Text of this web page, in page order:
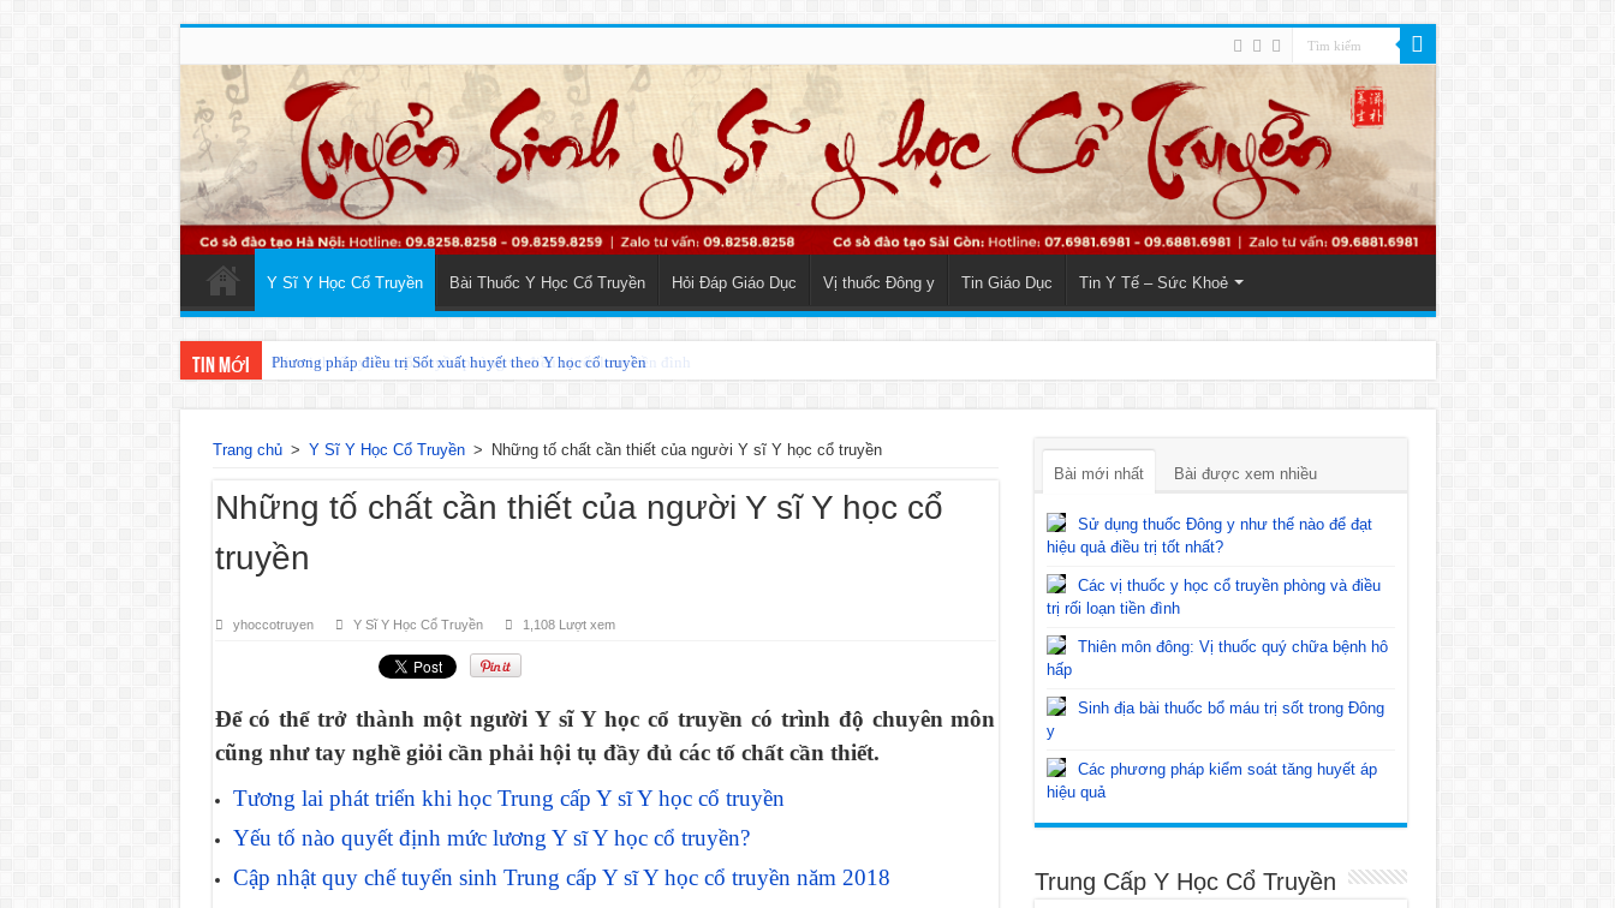
Y Sĩ Y Học Cổ Truyền Bài Thuốc Y Học Cổ Truyền Hỏi Đáp Giáo Dục Vị thuốc Đông y Tin Giáo Dục Tin Y Tế – Sức Khoẻ
Tin mới Phương pháp điều trị Sốt xuất huyết theo Y học cổ truyền
Trang chủ > Y Sĩ Y Học Cổ Truyền > Những tố chất cần thiết của người Y sĩ Y học cổ truyền
Những tố chất cần thiết của người Y sĩ Y học cổ
truyền
yhoccotruyen Y Sĩ Y Học Cổ Truyền 1,108 Lượt xem
Để có thể trở thành một người Y sĩ Y học cổ truyền có trình độ chuyên môn
cũng như tay nghề giỏi cần phải hội tụ đầy đủ các tố chất cần thiết.
Tương lai phát triển khi học Trung cấp Y sĩ Y học cổ truyền
Yếu tố nào quyết định mức lương Y sĩ Y học cổ truyền?
Cập nhật quy chế tuyển sinh Trung cấp Y sĩ Y học cổ truyền năm 2018
Bài mới nhất Bài được xem nhiều
Sử dụng thuốc Đông y như thế nào để đạt
hiệu quả điều trị tốt nhất?
Các vị thuốc y học cổ truyền phòng và điều
trị rối loạn tiền đình
Thiên môn đông: Vị thuốc quý chữa bệnh hô
hấp
Sinh địa bài thuốc bổ máu trị sốt trong Đông
y
Các phương pháp kiểm soát tăng huyết áp
hiệu quả
Trung Cấp Y Học Cổ Truyền